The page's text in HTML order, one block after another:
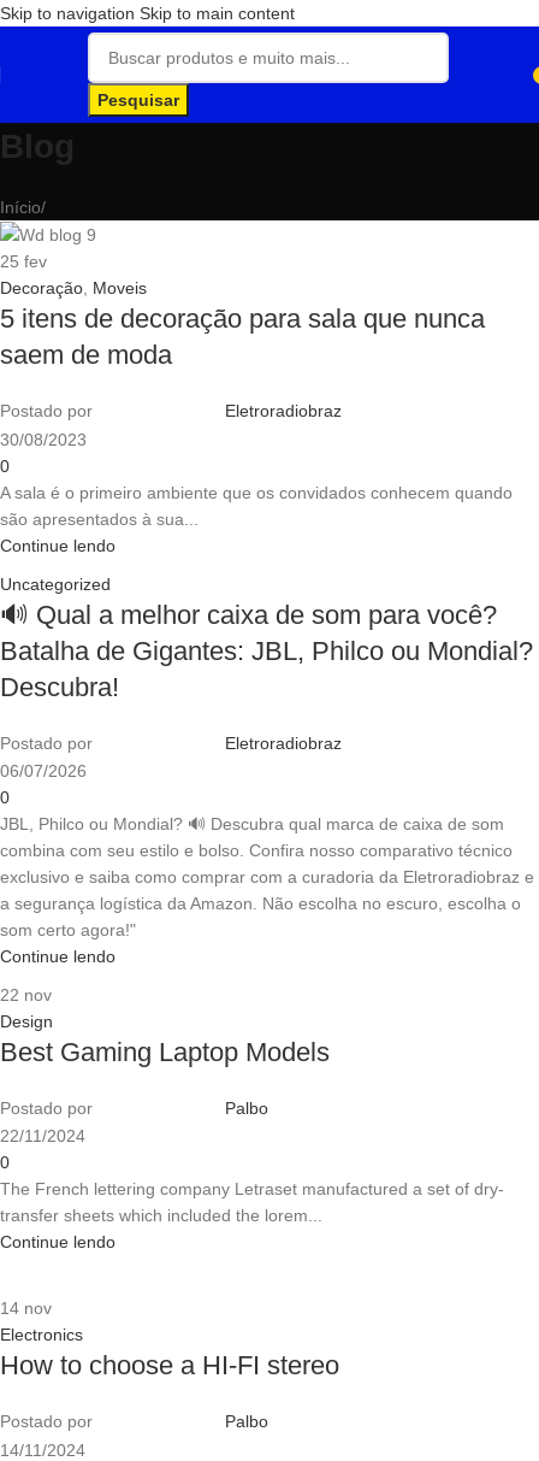
Skip to navigation Skip to main content
Pesquisar
Blog
Início/
25 fev
Decoração, Moveis
5 itens de decoração para sala que nunca
saem de moda
Postado por
Eletroradiobraz
30/08/2023
0
A sala é o primeiro ambiente que os convidados conhecem quando
são apresentados à sua...
Continue lendo
Uncategorized
🔊 Qual a melhor caixa de som para você?
Batalha de Gigantes: JBL, Philco ou Mondial?
Descubra!
Postado por
Eletroradiobraz
06/07/2026
0
JBL, Philco ou Mondial? 🔊 Descubra qual marca de caixa de som
combina com seu estilo e bolso. Confira nosso comparativo técnico
exclusivo e saiba como comprar com a curadoria da Eletroradiobraz e
a segurança logística da Amazon. Não escolha no escuro, escolha o
som certo agora!"
Continue lendo
22 nov
Design
Best Gaming Laptop Models
Postado por
Palbo
22/11/2024
0
The French lettering company Letraset manufactured a set of dry-
transfer sheets which included the lorem...
Continue lendo
14 nov
Electronics
How to choose a HI-FI stereo
Postado por
Palbo
14/11/2024